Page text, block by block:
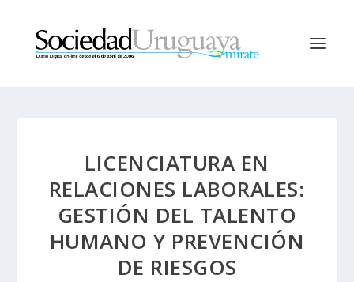
LICENCIATURA EN
RELACIONES LABORALES:
GESTIÓN DEL TALENTO
HUMANO Y PREVENCIÓN
DE RIESGOS